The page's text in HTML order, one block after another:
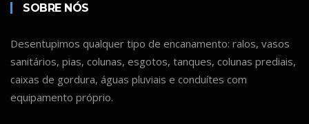
SOBRE NÓS
Desentupimos qualquer tipo de encanamento: ralos, vasos
sanitários, pias, colunas, esgotos, tanques, colunas prediais,
caixas de gordura, águas pluviais e conduítes com
equipamento próprio.